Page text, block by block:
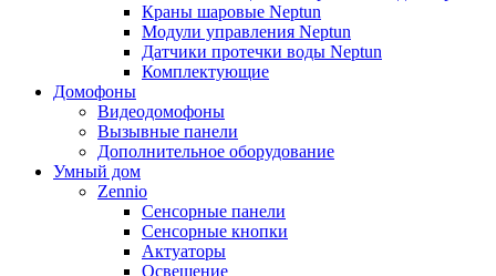
Краны шаровые Neptun
Модули управления Neptun
Датчики протечки воды Neptun
Комплектующие
Домофоны
Видеодомофоны
Вызывные панели
Дополнительное оборудование
Умный дом
Zennio
Сенсорные панели
Сенсорные кнопки
Актуаторы
Освещение